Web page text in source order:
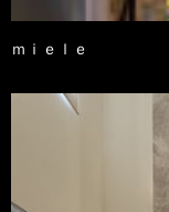
ｍｉｅｌｅ